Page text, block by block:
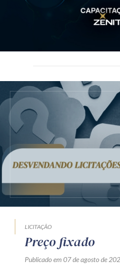
LICITAÇÃO
Preço fixado
Publicado em 07 de agosto de